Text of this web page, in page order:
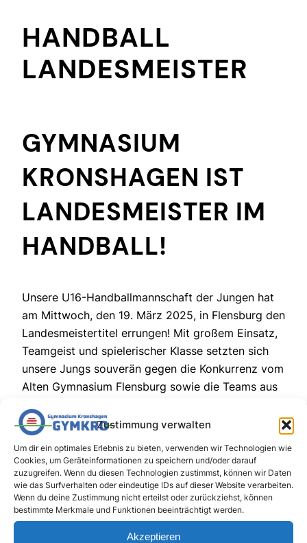
Zustimmung verwalten
Um dir ein optimales Erlebnis zu bieten, verwenden wir Technologien wie
Cookies, um Geräteinformationen zu speichern und/oder darauf
zuzugreifen. Wenn du diesen Technologien zustimmst, können wir Daten
wie das Surfverhalten oder eindeutige IDs auf dieser Website verarbeiten.
Wenn du deine Zustimmung nicht erteilst oder zurückziehst, können
bestimmte Merkmale und Funktionen beeinträchtigt werden.
Akzeptieren
HANDBALL
LANDESMEISTER
GYMNASIUM
KRONSHAGEN IST
LANDESMEISTER IM
HANDBALL!
Unsere U16-Handballmannschaft der Jungen hat
am Mittwoch, den 19. März 2025, in Flensburg den
Landesmeistertitel errungen! Mit großem Einsatz,
Teamgeist und spielerischer Klasse setzten sich
unsere Jungs souverän gegen die Konkurrenz vom
Alten Gymnasium Flensburg sowie die Teams aus
Wie schon im vergangenen Jahr wird das Team
des GymKro Schleswig-Holstein beim
Bundesfinale in Berlin vom 18.-22. Mai vertreten.